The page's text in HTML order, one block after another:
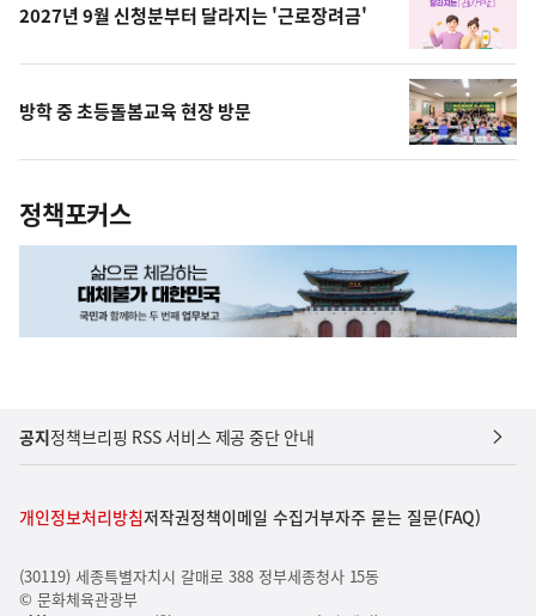
2027년 9월 신청분부터 달라지는 '근로장려금'
방학 중 초등돌봄교육 현장 방문
정책포커스
공지정책브리핑 RSS 서비스 제공 중단 안내
개인정보처리방침저작권정책이메일 수집거부자주 묻는 질문(FAQ)
(30119) 세종특별자치시 갈매로 388 정부세종청사 15동
© 문화체육관광부